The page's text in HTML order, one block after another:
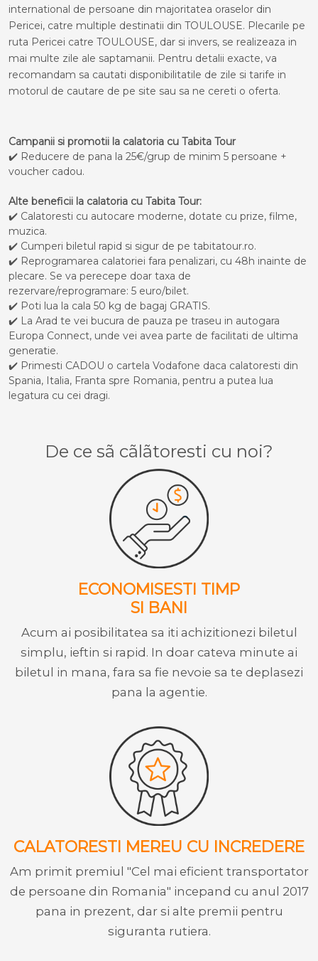
international de persoane din majoritatea oraselor din
Pericei, catre multiple destinatii din TOULOUSE. Plecarile pe
ruta Pericei catre TOULOUSE, dar si invers, se realizeaza in
mai multe zile ale saptamanii. Pentru detalii exacte, va
recomandam sa cautati disponibilitatile de zile si tarife in
motorul de cautare de pe site sau sa ne cereti o oferta.
Campanii si promotii la calatoria cu Tabita Tour
✔️ Reducere de pana la 25€/grup de minim 5 persoane +
voucher cadou.
Alte beneficii la calatoria cu Tabita Tour:
✔️ Calatoresti cu autocare moderne, dotate cu prize, filme,
muzica.
✔️ Cumperi biletul rapid si sigur de pe tabitatour.ro.
✔️ Reprogramarea calatoriei fara penalizari, cu 48h inainte de
plecare. Se va perecepe doar taxa de
rezervare/reprogramare: 5 euro/bilet.
✔️ Poti lua la cala 50 kg de bagaj GRATIS.
✔️ La Arad te vei bucura de pauza pe traseu in autogara
Europa Connect, unde vei avea parte de facilitati de ultima
generatie.
✔️ Primesti CADOU o cartela Vodafone daca calatoresti din
Spania, Italia, Franta spre Romania, pentru a putea lua
legatura cu cei dragi.
De ce sã cãlãtoresti cu noi?
ECONOMISESTI TIMP
SI BANI
Acum ai posibilitatea sa iti achizitionezi biletul
simplu, ieftin si rapid. In doar cateva minute ai
biletul in mana, fara sa fie nevoie sa te deplasezi
pana la agentie.
CALATORESTI MEREU CU INCREDERE
Am primit premiul "Cel mai eficient transportator
de persoane din Romania" incepand cu anul 2017
pana in prezent, dar si alte premii pentru
siguranta rutiera.